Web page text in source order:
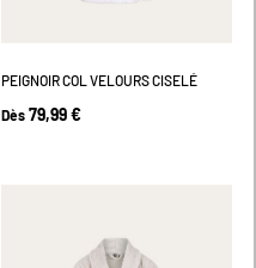
PEIGNOIR COL VELOURS CISELÉ
Dès 79,99 €